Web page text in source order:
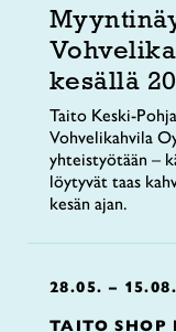
kesällä
Taito Keski-
Vohvelikahvila
yhteistyötään –
löytyvät taas
kesän ajan.
28.05. –
TAITO SHOP